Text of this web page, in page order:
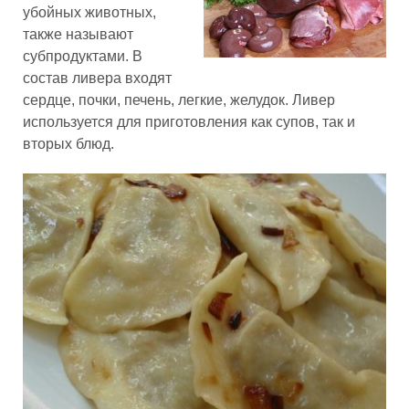
убойных животных,
также называют
субпродуктами. В
состав ливера входят
сердце, почки, печень, легкие, желудок. Ливер
используется для приготовления как супов, так и
вторых блюд.